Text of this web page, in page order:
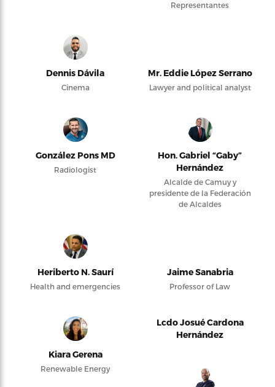
Representantes
Dennis Dávila
Cinema
Mr. Eddie López Serrano
Lawyer and political analyst
González Pons MD
Radiologist
Hon. Gabriel “Gaby”
Hernández
Alcalde de Camuy y
presidente de la Federación
de Alcaldes
Heriberto N. Saurí
Health and emergencies
Jaime Sanabria
Professor of Law
Kiara Gerena
Renewable Energy
Lcdo Josué Cardona
Hernández